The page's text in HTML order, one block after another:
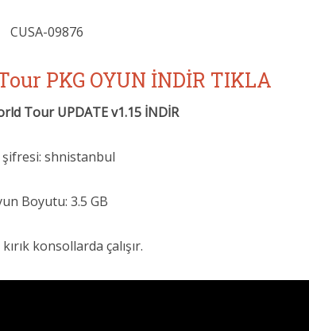
CUSA-09876
PKG OYUN İNDİR TIKLA
Tour UPDATE v1.15 İNDİR
şifresi: shnistanbul
Boyutu: 3.5 GB
konsollarda çalışır.